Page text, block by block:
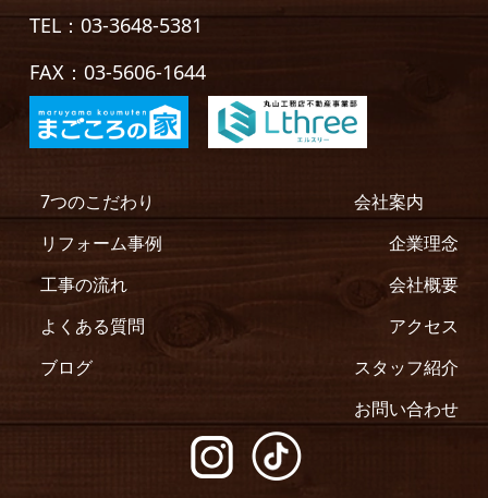
TEL：03-3648-5381
FAX：03-5606-1644
7つのこだわり
リフォーム事例
工事の流れ
よくある質問
ブログ
会社案内
企業理念
会社概要
アクセス
スタッフ紹介
お問い合わせ